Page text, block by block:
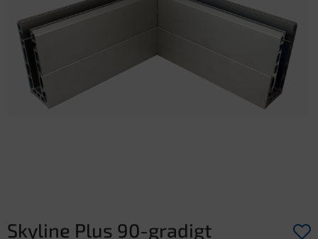
Skyline Plus 90-gradigt